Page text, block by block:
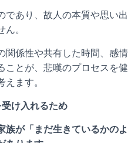
であり、故人の本質や思い出
。
関係性や共有した時間、感情
ことが、悲嘆のプロセスを健
ます。
け入れるため
族が「まだ生きているかのよ